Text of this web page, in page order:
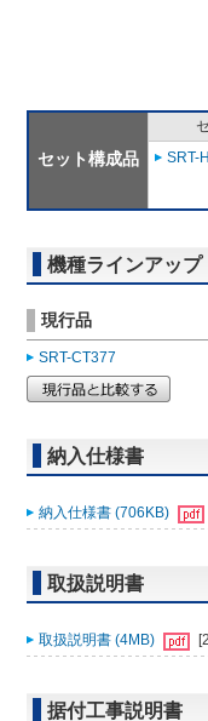
セット構成品
SRT-
機種ラインアップ
現行品
SRT-CT377
納入仕様書
納入仕様書 (706KB)
取扱説明書
取扱説明書 (4MB)
据付工事説明書